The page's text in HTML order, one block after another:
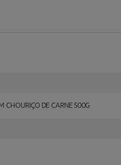
CHOURIÇO DE CARNE 500G